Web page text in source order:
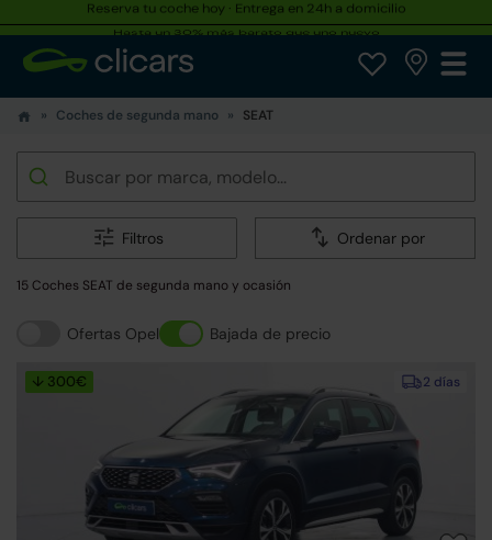
Hasta un 30% más barato que uno nuevo
Coches de segunda mano SEAT
Filtros Ordenar por
15 Coches SEAT de segunda mano y ocasión
Ofertas Opel Bajada de precio
2 días
↓ 300€